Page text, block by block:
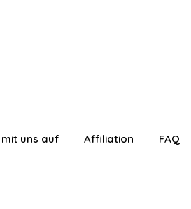
uns auf Affiliation FAQ